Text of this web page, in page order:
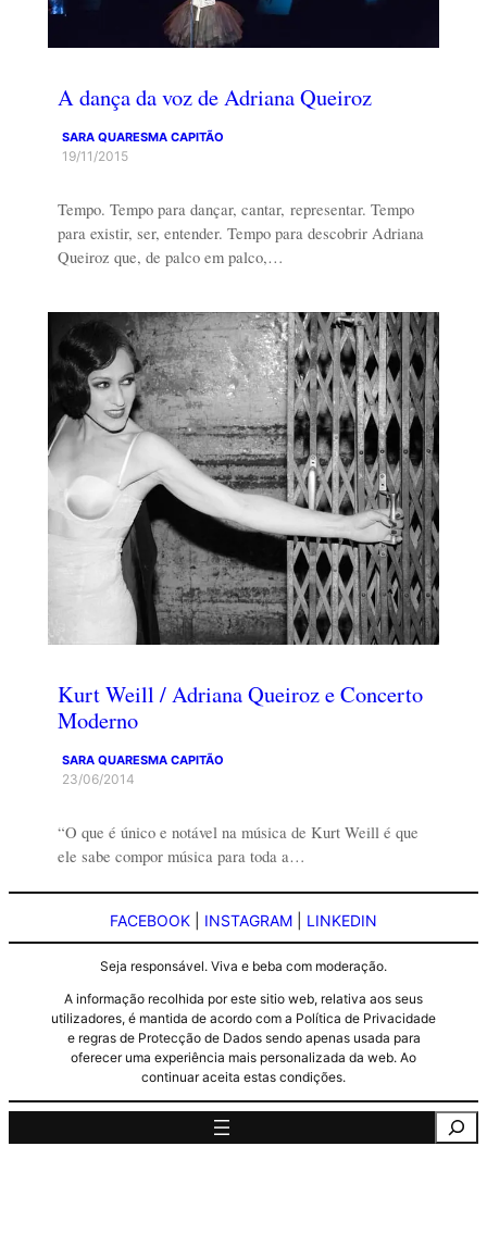
A dança da voz de Adriana Queiroz
SARA QUARESMA CAPITÃO
19/11/2015
Tempo. Tempo para dançar, cantar, representar. Tempo
para existir, ser, entender. Tempo para descobrir Adriana
Queiroz que, de palco em palco,…
Kurt Weill / Adriana Queiroz e Concerto
Moderno
SARA QUARESMA CAPITÃO
23/06/2014
“O que é único e notável na música de Kurt Weill é que
ele sabe compor música para toda a…
FACEBOOK INSTAGRAM LINKEDIN
Seja responsável. Viva e beba com moderação.
A informação recolhida por este sitio web, relativa aos seus
utilizadores, é mantida de acordo com a Política de Privacidade
e regras de Protecção de Dados sendo apenas usada para
oferecer uma experiência mais personalizada da web. Ao
continuar aceita estas condições.